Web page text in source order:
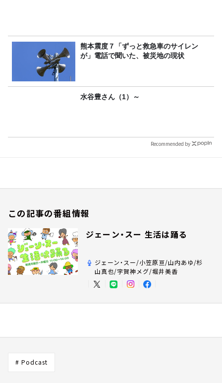
熊本震度７「ずっと救急車のサイレン
が」電話で聞いた、被災地の現状
水谷豊さん（1）～
Recommended by
この記事の番組情報
ジェーン・スー 生活は踊る
ジェーン・スー/小笠原亘/山内あゆ/杉
山真也/宇賀神メグ/堀井美香
# Podcast